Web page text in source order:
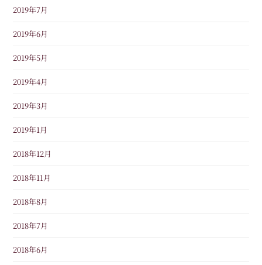
2019年7月
2019年6月
2019年5月
2019年4月
2019年3月
2019年1月
2018年12月
2018年11月
2018年8月
2018年7月
2018年6月